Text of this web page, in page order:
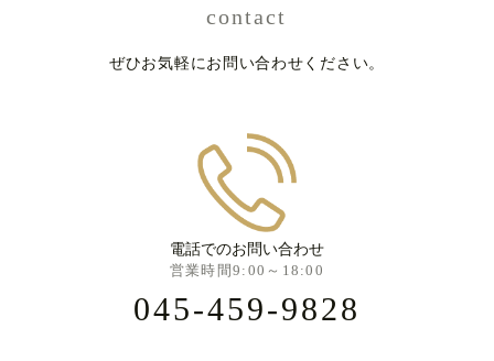
contact
ぜひお気軽にお問い合わせください。
電話でのお問い合わせ
営業時間9:00～18:00
045-459-9828